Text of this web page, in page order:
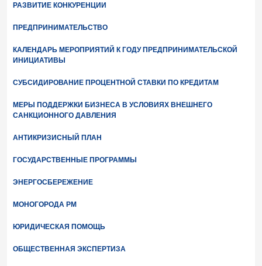
РАЗВИТИЕ КОНКУРЕНЦИИ
ПРЕДПРИНИМАТЕЛЬСТВО
КАЛЕНДАРЬ МЕРОПРИЯТИЙ К ГОДУ ПРЕДПРИНИМАТЕЛЬСКОЙ
ИНИЦИАТИВЫ
СУБСИДИРОВАНИЕ ПРОЦЕНТНОЙ СТАВКИ ПО КРЕДИТАМ
МЕРЫ ПОДДЕРЖКИ БИЗНЕСА В УСЛОВИЯХ ВНЕШНЕГО
САНКЦИОННОГО ДАВЛЕНИЯ
АНТИКРИЗИСНЫЙ ПЛАН
ГОСУДАРСТВЕННЫЕ ПРОГРАММЫ
ЭНЕРГОСБЕРЕЖЕНИЕ
МОНОГОРОДА РМ
ЮРИДИЧЕСКАЯ ПОМОЩЬ
ОБЩЕСТВЕННАЯ ЭКСПЕРТИЗА